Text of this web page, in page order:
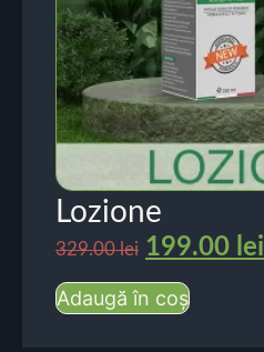
Lozione
329.00lei 199.00 lei
Adaugă în coș